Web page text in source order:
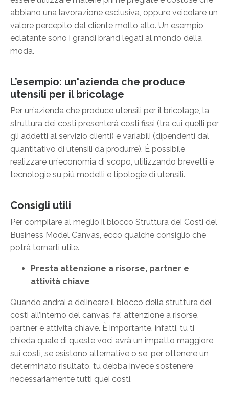
abbiano una lavorazione esclusiva, oppure veicolare un
valore percepito dal cliente molto alto. Un esempio
eclatante sono i grandi brand legati al mondo della
moda.
L’esempio: un'azienda che produce
utensili per il bricolage
Per un’azienda che produce utensili per il bricolage, la
struttura dei costi presenterà costi fissi (tra cui quelli per
gli addetti al servizio clienti) e variabili (dipendenti dal
quantitativo di utensili da produrre). È possibile
realizzare un’economia di scopo, utilizzando brevetti e
tecnologie su più modelli e tipologie di utensili.
Consigli utili
Per compilare al meglio il blocco Struttura dei Costi del
Business Model Canvas, ecco qualche consiglio che
potrà tornarti utile.
Presta attenzione a risorse, partner e
attività chiave
Quando andrai a delineare il blocco della struttura dei
costi all’interno del canvas, fa’ attenzione a risorse,
partner e attività chiave. È importante, infatti, tu ti
chieda quale di queste voci avrà un impatto maggiore
sui costi, se esistono alternative o se, per ottenere un
determinato risultato, tu debba invece sostenere
necessariamente tutti quei costi.